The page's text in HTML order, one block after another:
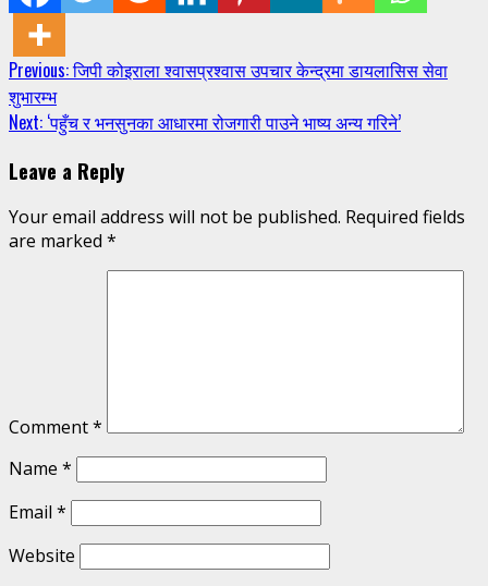
Continue
Reading
Previous:जिपी कोइराला श्वासप्रश्वास उपचार केन्द्रमा डायलासिस सेवा
शुभारम्भ
Next: ‘पहुँच र भनसुनका आधारमा रोजगारी पाउने भाष्य अन्य गरिने’
Leave a Reply
Your email address will not be published. Required fields
are marked *
Comment*
Name *
Email *
Website